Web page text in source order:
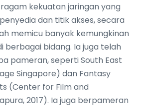
kekuatan jaringan yang
dan titik akses, secara
memicu banyak kemungkinan
berbagai bidang. Ia juga telah
pameran, seperti South East
Singapore) dan Fantasy
(Center for Film and
2017). Ia juga berpameran